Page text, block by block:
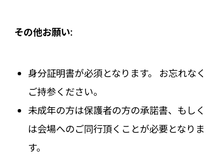
その他お願い:
身分証明書が必須となります。 お忘れなく
ご持参ください。
未成年の方は保護者の方の承諾書、もしく
は会場へのご同行頂くことが必要となりま
す。